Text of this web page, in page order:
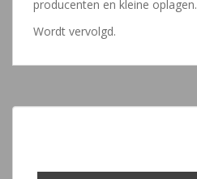
producenten en kleine oplagen.
Wordt vervolgd.